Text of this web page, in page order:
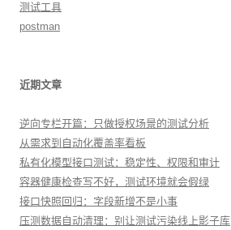
测试工具
postman
近期文章
逆向专栏开篇：只做授权场景的测试分析
从需求到自动化覆盖率看板
私有化模型接口测试：稳定性、权限和审计
容器健康检查写不好，测试环境就会假绿
接口快照回归：字段新增不是小事
压测数据自动清理：别让测试污染线上影子库